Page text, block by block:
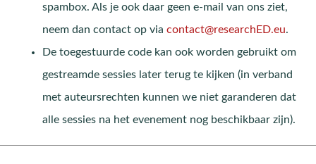
spambox. Als je ook daar geen e-mail van ons ziet,
neem dan contact op via contact@researchED.eu.
De toegestuurde code kan ook worden gebruikt om
gestreamde sessies later terug te kijken (in verband
met auteursrechten kunnen we niet garanderen dat
alle sessies na het evenement nog beschikbaar zijn).